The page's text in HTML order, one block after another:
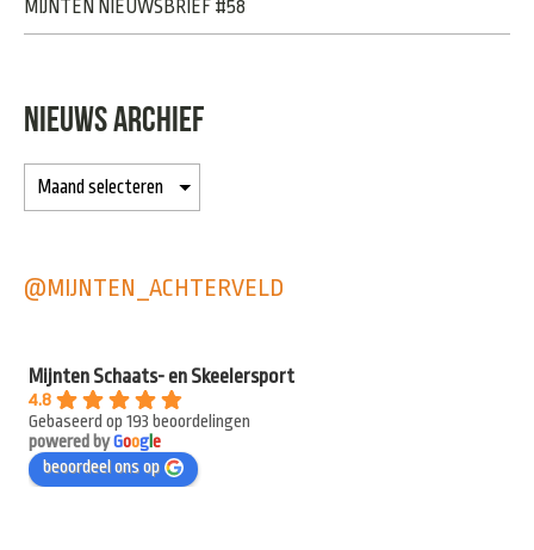
MIJNTEN NIEUWSBRIEF #58
NIEUWS ARCHIEF
@MIJNTEN_ACHTERVELD
Mijnten Schaats- en Skeelersport
4.8
Gebaseerd op 193 beoordelingen
powered byGooge
beoordeel ons op